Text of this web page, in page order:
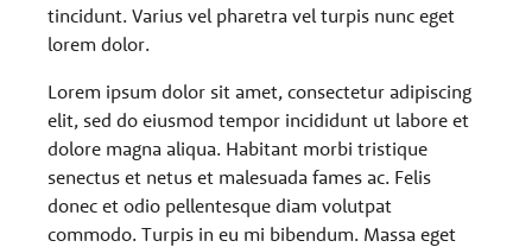
tincidunt. Varius vel pharetra vel turpis nunc eget
lorem dolor.
Lorem ipsum dolor sit amet, consectetur adipiscing
elit, sed do eiusmod tempor incididunt ut labore et
dolore magna aliqua. Habitant morbi tristique
senectus et netus et malesuada fames ac. Felis
donec et odio pellentesque diam volutpat
commodo. Turpis in eu mi bibendum. Massa eget